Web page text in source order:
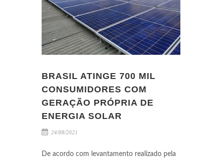
BRASIL ATINGE 700 MIL
CONSUMIDORES COM
GERAÇÃO PRÓPRIA DE
ENERGIA SOLAR
24/08/2021
De acordo com levantamento realizado pela